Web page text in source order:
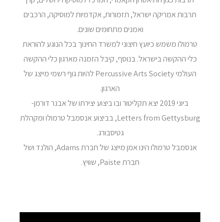
תרבות אמריקה ישראל, תזמורות, אקדמיות למוסיקה, הרכבים
ואמנים מתחומים שונים.
טרמולו משמש כיועץ חיצוני למשרד החינוך בכל הנוגע להוראת
כלי ההקשה בישראל. בנוסף, קיבל הזמנה מארגון כלי ההקשה
העולמי Percussive Arts Society להיות גוף רשמי מייצג של
הארגון.
ביוני 2019 יצא תקליטור ובו ביצוע יצירתו של אבנר דורמן-
Letters from Gettysburg, בביצוע אנסמבל טרמולו ומקהלת
גטיסבורג.
אנסמבל טרמולו הינו אמן מייצג של חברת Adams, הולנד ושל
חברת Paiste, שוויץ.